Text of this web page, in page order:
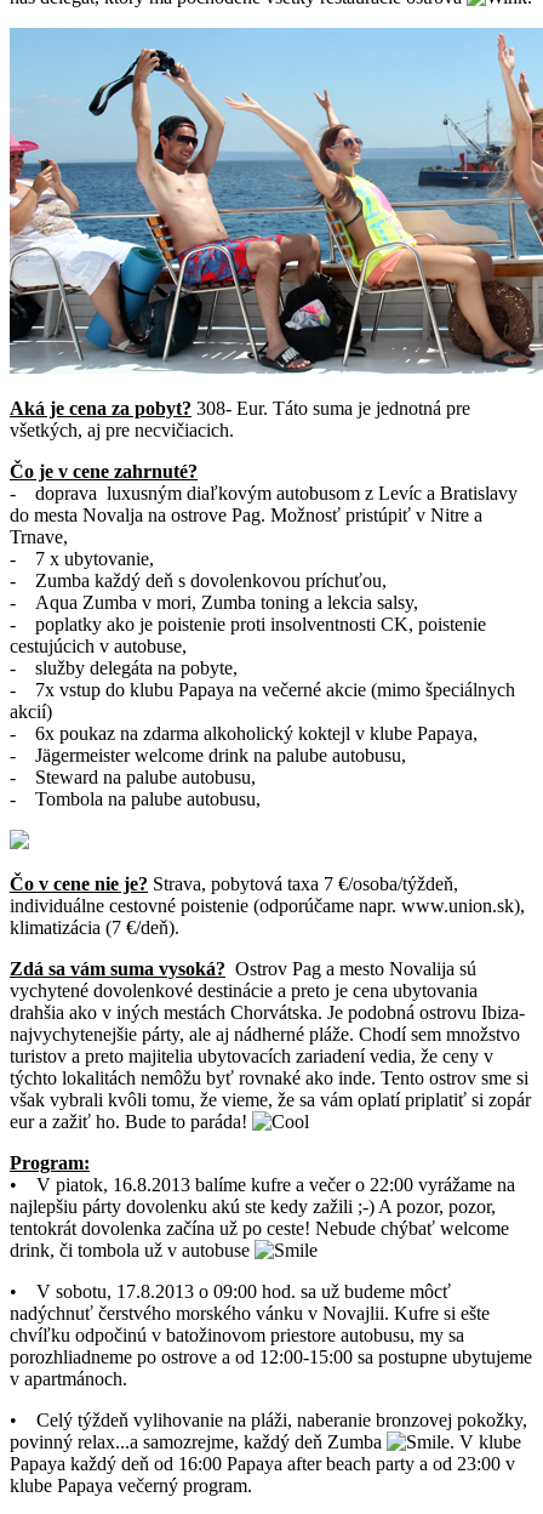
Aká je cena za pobyt? 308- Eur. Táto suma je jednotná pre
všetkých, aj pre necvičiacich.
Čo je v cene zahrnuté?
- doprava luxusným diaľkovým autobusom z Levíc a Bratislavy
do mesta Novalja na ostrove Pag. Možnosť pristúpiť v Nitre a
Trnave,
- 7 x ubytovanie,
- Zumba každý deň s dovolenkovou príchuťou,
- Aqua Zumba v mori, Zumba toning a lekcia salsy,
- poplatky ako je poistenie proti insolventnosti CK, poistenie
cestujúcich v autobuse,
- služby delegáta na pobyte,
- 7x vstup do klubu Papaya na večerné akcie (mimo špeciálnych
akcií)
- 6x poukaz na zdarma alkoholický koktejl v klube Papaya,
- Jägermeister welcome drink na palube autobusu,
- Steward na palube autobusu,
- Tombola na palube autobusu,
Čo v cene nie je? Strava, pobytová taxa 7 €/osoba/týždeň,
individuálne cestovné poistenie (odporúčame napr. www.union.sk),
klimatizácia (7 €/deň).
Zdá sa vám suma vysoká? Ostrov Pag a mesto Novalija sú
vychytené dovolenkové destinácie a preto je cena ubytovania
drahšia ako v iných mestách Chorvátska. Je podobná ostrovu Ibiza-
najvychytenejšie párty, ale aj nádherné pláže. Chodí sem množstvo
turistov a preto majitelia ubytovacích zariadení vedia, že ceny v
týchto lokalitách nemôžu byť rovnaké ako inde. Tento ostrov sme si
však vybrali kvôli tomu, že vieme, že sa vám oplatí priplatiť si zopár
eur a zažiť ho. Bude to paráda!
Program:
• V piatok, 16.8.2013 balíme kufre a večer o 22:00 vyrážame na
najlepšiu párty dovolenku akú ste kedy zažili ;-) A pozor, pozor,
tentokrát dovolenka začína už po ceste! Nebude chýbať welcome
drink, či tombola už v autobuse
• V sobotu, 17.8.2013 o 09:00 hod. sa už budeme môcť
nadýchnuť čerstvého morského vánku v Novajlii. Kufre si ešte
chvíľku odpočinú v batožinovom priestore autobusu, my sa
porozhliadneme po ostrove a od 12:00-15:00 sa postupne ubytujeme
v apartmánoch.
• Celý týždeň vylihovanie na pláži, naberanie bronzovej pokožky,
povinný relax...a samozrejme, každý deň Zumba
. V klube
Papaya každý deň od 16:00 Papaya after beach party a od 23:00 v
klube Papaya večerný program.